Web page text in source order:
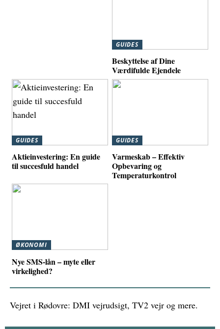
GUIDES
Beskyttelse af Dine
Værdifulde Ejendele
GUIDES
Aktieinvestering: En guide
til succesfuld handel
GUIDES
Varmeskab – Effektiv
Opbevaring og
Temperaturkontrol
ØKONOMI
Nye SMS-lån – myte eller
virkelighed?
Vejret i Rødovre: DMI vejrudsigt, TV2 vejr og mere.